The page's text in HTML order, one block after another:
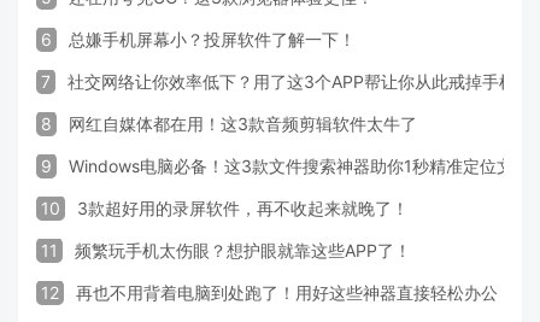
6 总嫌手机屏幕小？投屏软件了解一下！
7 社交网络让你效率低下？用了这3个APP帮让你从此戒掉手机！
8 网红自媒体都在用！这3款音频剪辑软件太牛了
9 Windows电脑必备！这3款文件搜索神器助你1秒精准定位文件
10 3款超好用的录屏软件，再不收起来就晚了！
11 频繁玩手机太伤眼？想护眼就靠这些APP了！
12 再也不用背着电脑到处跑了！用好这些神器直接轻松办公